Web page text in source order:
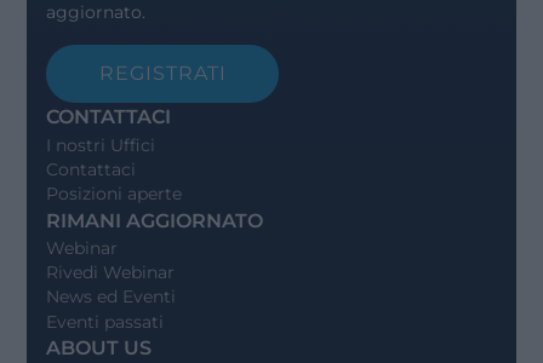
aggiornato.
REGISTRATI
CONTATTACI
I nostri Uffici
Contattaci
Posizioni aperte
RIMANI AGGIORNATO
Webinar
Rivedi Webinar
News ed Eventi
Eventi passati
ABOUT US